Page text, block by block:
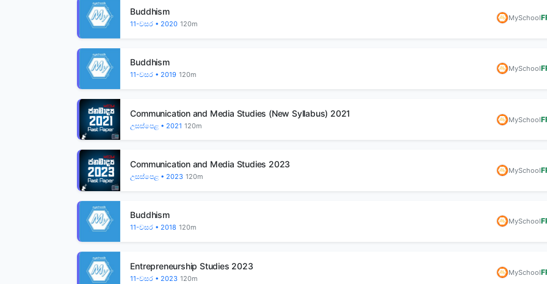
Buddhism
11-වසර • 2020 120m
MySchool
Buddhism
11-වසර • 2019 120m
MySchool
Communication and Media Studies (New Syllabus) 2021
උසස්පෙළ • 2021 120m
MySchool
Communication and Media Studies 2023
උසස්පෙළ • 2023 120m
MySchool
Buddhism
11-වසර • 2018 120m
MySchool
Entrepreneurship Studies 2023
11-වසර • 2023 120m
MySchool